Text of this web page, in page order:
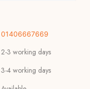
01406667669
2-3 working days
3-4 working days